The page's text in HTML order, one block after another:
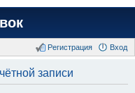
Вход
Регистрация
записи